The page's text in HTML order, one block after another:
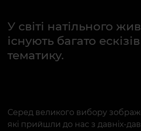
У світі натільного
існують багато
тематику.
Серед великого вибору
які прийшли до нас з давніх-